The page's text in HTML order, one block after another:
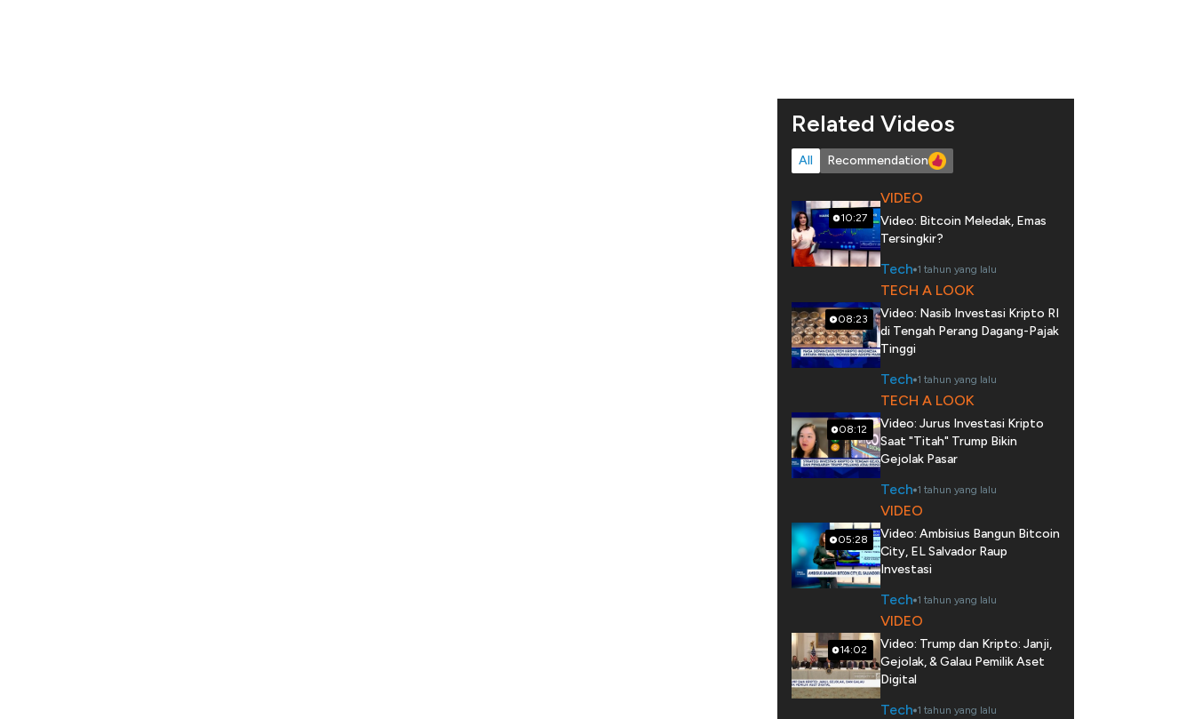
Related Videos
All Recommendation
10:27
VIDEO
Video: Bitcoin Meledak, Emas
Tersingkir?
Tech 1 tahun yang lalu
08:23
TECH A LOOK
Video: Nasib Investasi Kripto RI
di Tengah Perang Dagang-Pajak
Tinggi
Tech 1 tahun yang lalu
08:12
TECH A LOOK
Video: Jurus Investasi Kripto
Saat "Titah" Trump Bikin
Gejolak Pasar
Tech 1 tahun yang lalu
05:28
VIDEO
Video: Ambisius Bangun Bitcoin
City, EL Salvador Raup
Investasi
Tech 1 tahun yang lalu
14:02
VIDEO
Video: Trump dan Kripto: Janji,
Gejolak, & Galau Pemilik Aset
Digital
Tech 1 tahun yang lalu